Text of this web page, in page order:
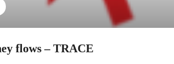
flows – TRACE